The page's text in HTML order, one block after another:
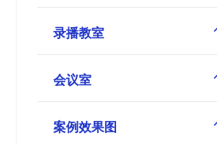
录播教室
会议室
案例效果图